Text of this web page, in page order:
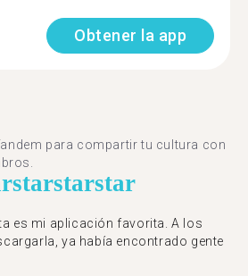
Obtener la app
para compartir tu cultura con
starstarstar
es mi aplicación favorita. A los
ya había encontrado gente